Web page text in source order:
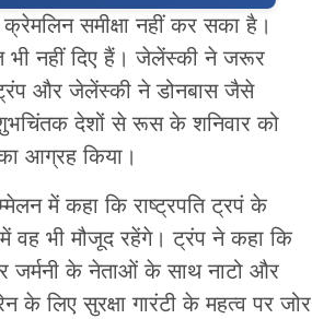
समीक्षा नहीं कर सका है।
भी नहीं दिए हैं। जेलेंस्की ने जरूर
और जेलेंस्की ने डोनबास जैसे
देशों से रूस के शनिवार को
आग्रह किया।
में कहा कि राष्ट्रपति ट्रपं के
वह भी मौजूद रहेंगे। ट्रंप ने कहा कि
जर्मनी के नेताओं के साथ नाटो और
लिए सुरक्षा गारंटी के महत्व पर जोर